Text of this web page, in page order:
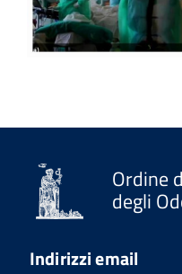
Ordine
degli
Indirizzi email